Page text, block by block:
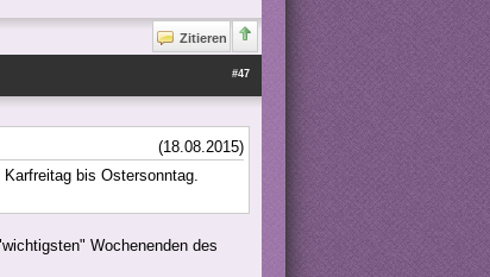
Zitieren
#47
(18.08.2015)
bis Ostersonntag.
Wochenenden des